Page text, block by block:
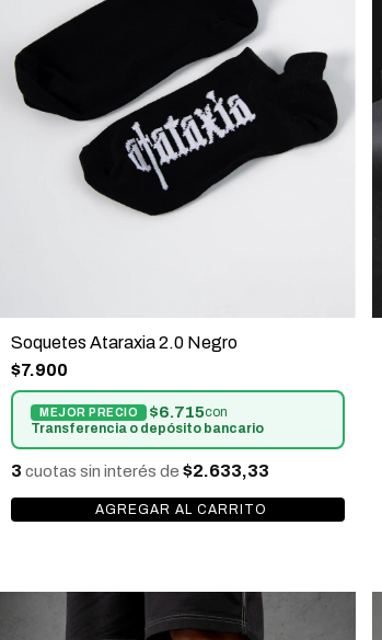
Soquetes Ataraxia 2.0 Negro
$7.900
$6.715con
Transferencia o depósito bancario
3 cuotas sin interés de $2.633,33